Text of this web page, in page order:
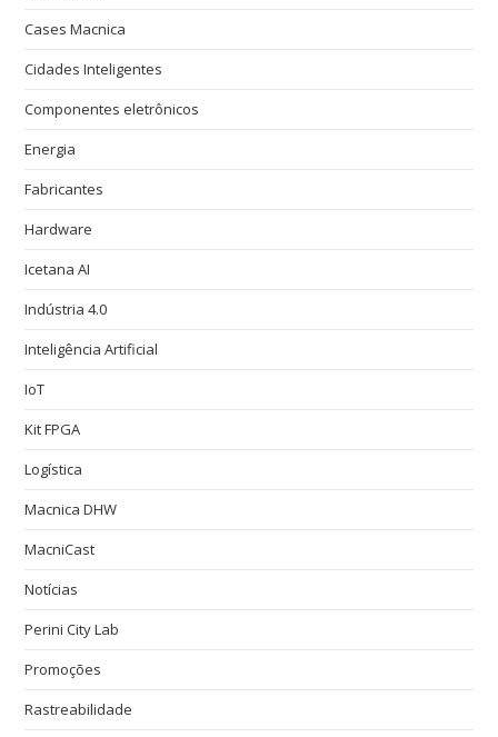
Cases Macnica
Cidades Inteligentes
Componentes eletrônicos
Energia
Fabricantes
Hardware
Icetana AI
Indústria 4.0
Inteligência Artificial
IoT
Kit FPGA
Logística
Macnica DHW
MacniCast
Notícias
Perini City Lab
Promoções
Rastreabilidade